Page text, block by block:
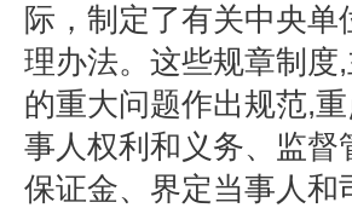
际，制定了有关中央
理办法。这些规章制
的重大问题作出规范,
事人权利和义务、监
保证金、界定当事人